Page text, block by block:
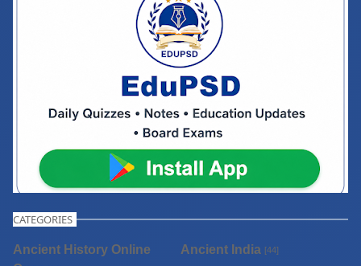
CATEGORIES
Ancient History Online
Ancient India [44]